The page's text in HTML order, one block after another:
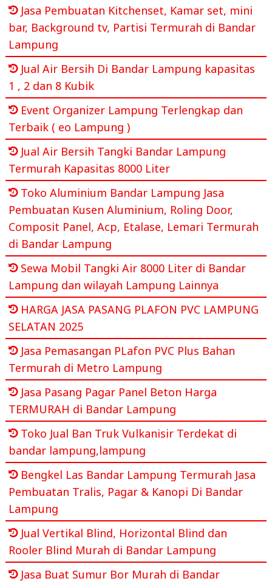
Jasa Pembuatan Kitchenset, Kamar set, mini
bar, Background tv, Partisi Termurah di Bandar
Lampung
Jual Air Bersih Di Bandar Lampung kapasitas
1 , 2 dan 8 Kubik
Event Organizer Lampung Terlengkap dan
Terbaik ( eo Lampung )
Jual Air Bersih Tangki Bandar Lampung
Termurah Kapasitas 8000 Liter
Toko Aluminium Bandar Lampung Jasa
Pembuatan Kusen Aluminium, Roling Door,
Composit Panel, Acp, Etalase, Lemari Termurah
di Bandar Lampung
Sewa Mobil Tangki Air 8000 Liter di Bandar
Lampung dan wilayah Lampung Lainnya
HARGA JASA PASANG PLAFON PVC LAMPUNG
SELATAN 2025
Jasa Pemasangan PLafon PVC Plus Bahan
Termurah di Metro Lampung
Jasa Pasang Pagar Panel Beton Harga
TERMURAH di Bandar Lampung
Toko Jual Ban Truk Vulkanisir Terdekat di
bandar lampung,lampung
Bengkel Las Bandar Lampung Termurah Jasa
Pembuatan Tralis, Pagar & Kanopi Di Bandar
Lampung
Jual Vertikal Blind, Horizontal Blind dan
Rooler Blind Murah di Bandar Lampung
Jasa Buat Sumur Bor Murah di Bandar